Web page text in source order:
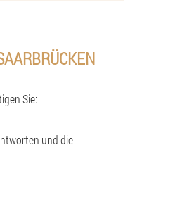
(
Sie:
und die